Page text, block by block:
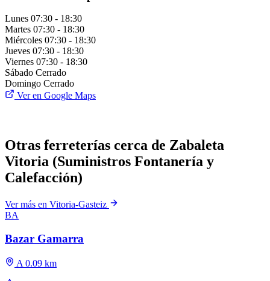
Lunes 07:30 - 18:30
Martes 07:30 - 18:30
Miércoles 07:30 - 18:30
Jueves 07:30 - 18:30
Viernes 07:30 - 18:30
Sábado Cerrado
Domingo Cerrado
Ver en Google Maps
Otras ferreterías cerca de Zabaleta
Vitoria (Suministros Fontanería y
Calefacción)
Ver más en Vitoria-Gasteiz
BA
Bazar Gamarra
A 0.09 km